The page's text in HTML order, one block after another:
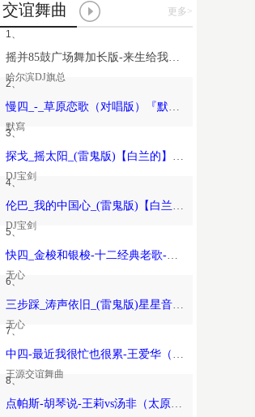
交谊舞曲 更多>
1、
摇并85鼓广场舞加长版-来生给我一个家-恰恰恰恰恰【哈尔滨DJ旗总音乐工作室独家制作】
哈尔滨DJ旗总
2、
慢四_-_草原恋歌（对唱版）『默寫制作』
默寫
3、
探戈_摇太阳_(雷鬼版)【白兰的】-宝剑制作
DJ宝剑
4、
伦巴_我的中国心_(雷鬼版)【白兰的】-宝剑制作
DJ宝剑
5、
快四_金梭和银梭-十二经典老歌-无心制作
无心
6、
三步踩_涛声依旧_(雷鬼版)星星音乐屋、晚风音乐屋-无心制作
无心
7、
中四-最近我很忙也很累-王爱华（太原-王源制作）
王源交谊舞曲
8、
点帕斯-胡琴说-王莉vs汤非（太原-王源制作）